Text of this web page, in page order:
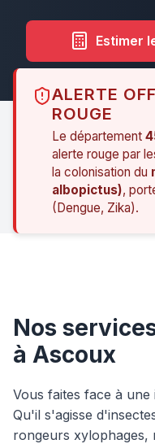
Estimer
ALERTE
ROUGE
Le département
alerte rouge par
la colonisation du
albopictus),
(Dengue, Zika).
Nos
à Ascoux
Vous faites face à une
Qu'il s'agisse
rongeurs xylophages,